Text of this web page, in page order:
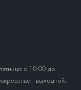
с 10:00 до
- выходной.